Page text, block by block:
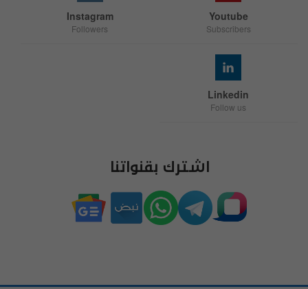
Youtube
Subscribers
Instagram
Followers
Linkedin
Follow us
اشترك بقنواتنا